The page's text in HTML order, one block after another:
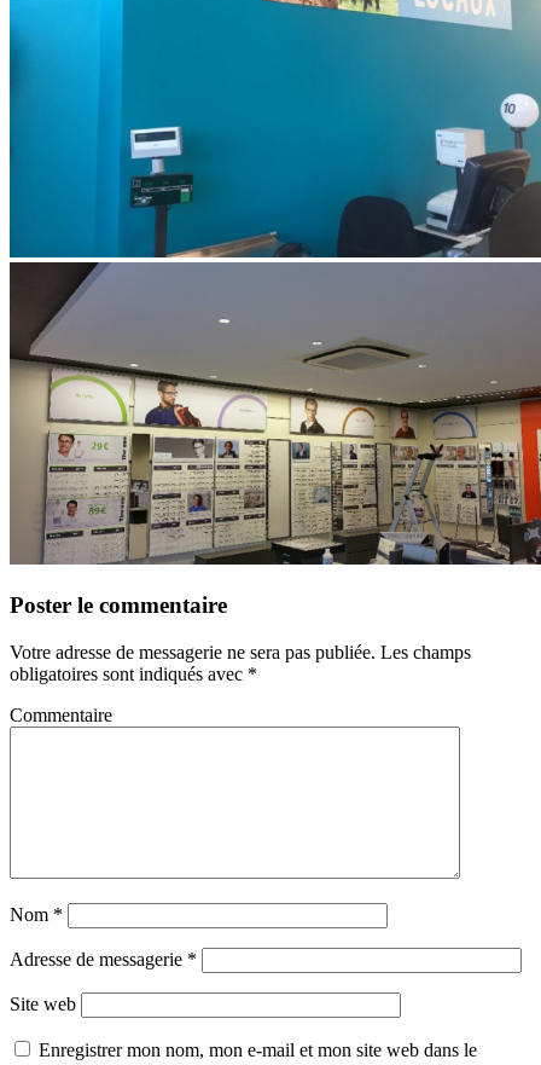
Poster le commentaire
Votre adresse de messagerie ne sera pas publiée. Les champs
obligatoires sont indiqués avec *
Commentaire
Nom *
Adresse de messagerie *
Site web
Enregistrer mon nom, mon e-mail et mon site web dans le